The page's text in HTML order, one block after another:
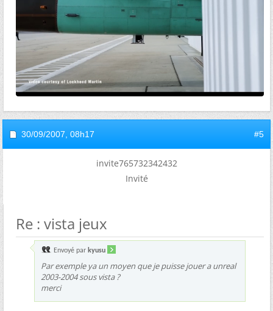
30/09/2007, 08h17 #5
invite765732342432
Invité
Re : vista jeux
Envoyé par kyusu
Par exemple ya un moyen que je puisse jouer a unreal
2003-2004 sous vista ?
merci